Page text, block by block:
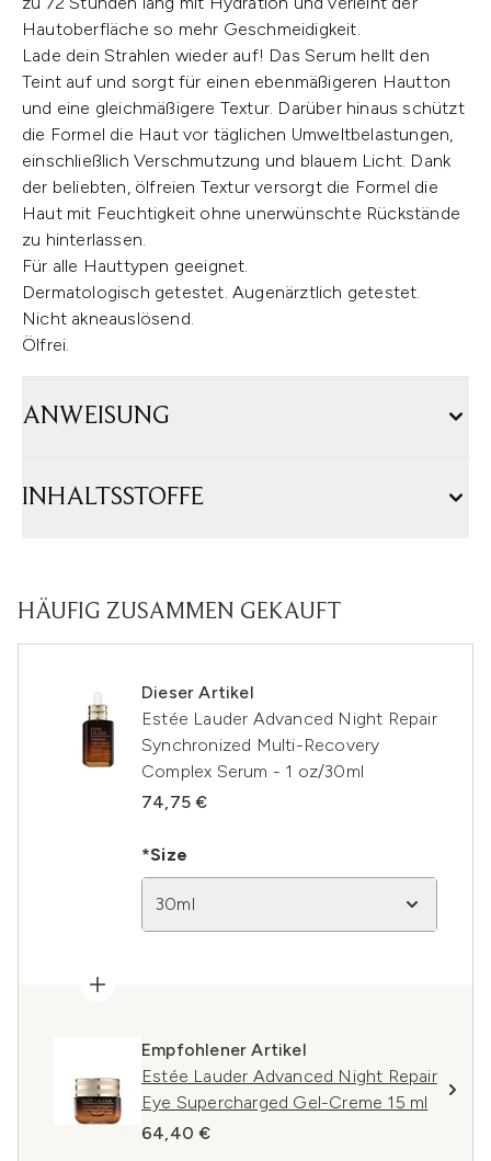
Hautoberfläche so mehr Geschmeidigkeit.
Lade dein Strahlen wieder auf! Das Serum hellt den
Teint auf und sorgt für einen ebenmäßigeren Hautton
und eine gleichmäßigere Textur. Darüber hinaus schützt
die Formel die Haut vor täglichen Umweltbelastungen,
einschließlich Verschmutzung und blauem Licht. Dank
der beliebten, ölfreien Textur versorgt die Formel die
Haut mit Feuchtigkeit ohne unerwünschte Rückstände
zu hinterlassen.
Für alle Hauttypen geeignet.
Dermatologisch getestet. Augenärztlich getestet.
Nicht akneauslösend.
Ölfrei.
ANWEISUNG
INHALTSSTOFFE
HÄUFIG ZUSAMMEN GEKAUFT
Dieser Artikel
Estée Lauder Advanced Night Repair
Synchronized Multi-Recovery
Complex Serum - 1 oz/30ml
74,75 €
*Size
30ml
Empfohlener Artikel
Estée Lauder Advanced Night Repair
Eye Supercharged Gel-Creme 15 ml
64,40 €